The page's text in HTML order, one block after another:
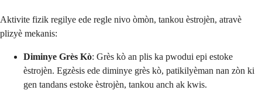
Aktivite fizik regilye ede regle nivo òmòn, tankou èstrojèn, atravè
plizyè mekanis:
Diminye Grès Kò: Grès kò an plis ka pwodui epi estoke
èstrojèn. Egzèsis ede diminye grès kò, patikilyèman nan zòn ki
gen tandans estoke èstrojèn, tankou anch ak kwis.